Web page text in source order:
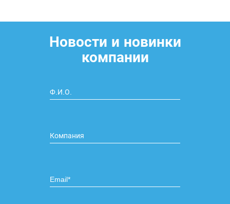
Новости и новинки
компании